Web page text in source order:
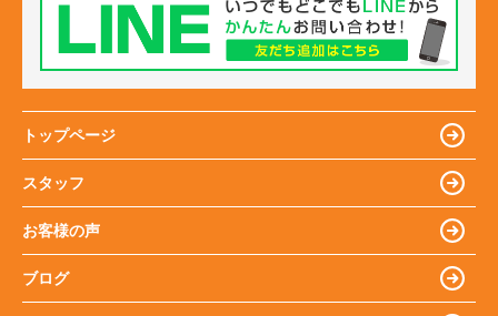
トップページ
スタッフ
お客様の声
ブログ